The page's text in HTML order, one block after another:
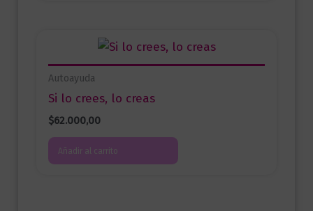
Autoayuda
Si lo crees, lo creas
$62.000,00
Añadir al carrito